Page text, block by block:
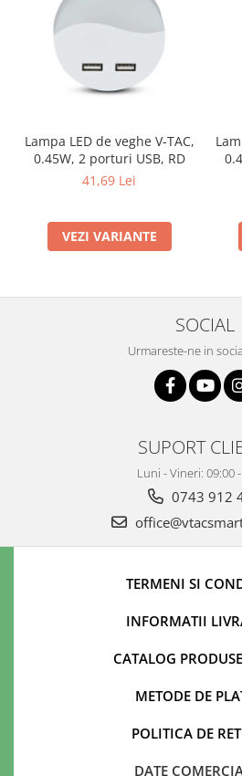
Lampa LED de veghe V-TAC,
0.45W, 2 porturi USB, RD
41,69 Lei
VEZI VARIANTE
SOCIAL
Urmareste-ne in
SUPORT
Luni - Vineri: 09:00
0743 912
TERMENI SI
INFORMATII
CATALOG
METODE DE
POLITICA DE
DATE